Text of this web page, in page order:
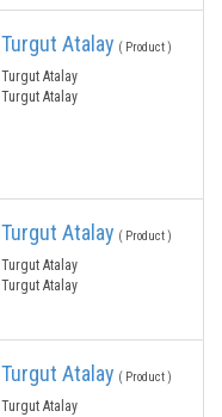
Turgut Atalay ( Product )
Turgut Atalay
Turgut Atalay
Turgut Atalay ( Product )
Turgut Atalay
Turgut Atalay
Turgut Atalay ( Product )
Turgut Atalay